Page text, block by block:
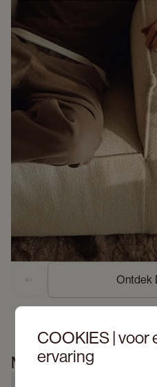
COOKIES | voor
ervaring
Ontdek
Meer informatie